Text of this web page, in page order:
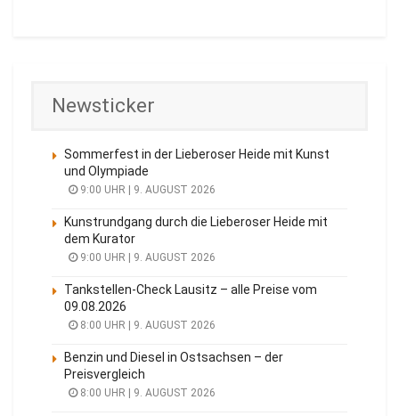
Newsticker
Sommerfest in der Lieberoser Heide mit Kunst
und Olympiade
9:00 UHR | 9. AUGUST 2026
Kunstrundgang durch die Lieberoser Heide mit
dem Kurator
9:00 UHR | 9. AUGUST 2026
Tankstellen-Check Lausitz – alle Preise vom
09.08.2026
8:00 UHR | 9. AUGUST 2026
Benzin und Diesel in Ostsachsen – der
Preisvergleich
8:00 UHR | 9. AUGUST 2026